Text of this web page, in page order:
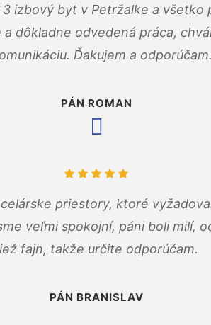
izbový byt v Petržalke a všetko
dôkladne odvedená práca,
Ďakujem a odporúčam.
PÁN ROMAN
priestory, ktoré
veľmi spokojní, páni boli milí,
fajn, takže určite odporúčam.
PÁN BRANISLAV